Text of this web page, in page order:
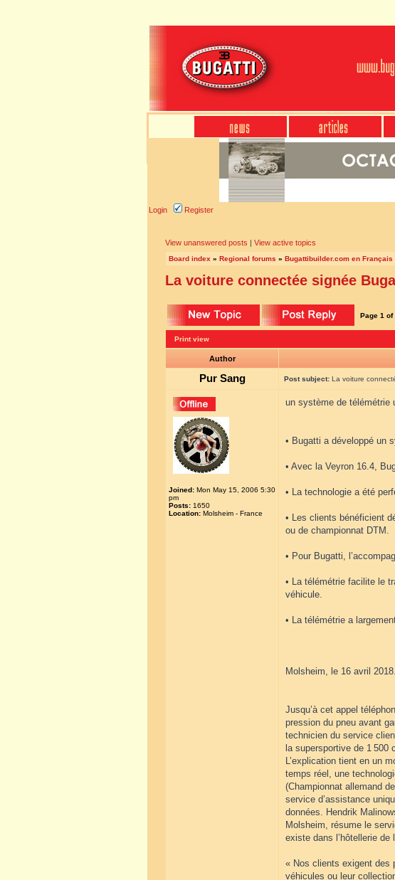
Login Register
View unanswered posts | View active topics
Board index » Regional forums » Bugattibuilder.com en Français
La voiture connectée signée
Page 1 of
Print view
Author
Pur Sang Post subject: La voiture
Joined: Mon May 15, 2006 5:30
pm
Posts: 1650
Location: Molsheim - France
un système de télémétrie
• Bugatti a développé un
• Avec la Veyron 16.4,
• La technologie a été
• Les clients bénéficient
ou de championnat DTM.
• Pour Bugatti,
• La télémétrie facilite le
véhicule.
• La télémétrie a
Molsheim, le 16 avril 2018.
Jusqu’à cet appel
pression du pneu avant
technicien du service
la supersportive de 1 500
L’explication tient en un
temps réel, une
(Championnat allemand
service d’assistance
données. Hendrik
Molsheim, résume le
existe dans l’hôtellerie de
« Nos clients exigent des
véhicules ou leur